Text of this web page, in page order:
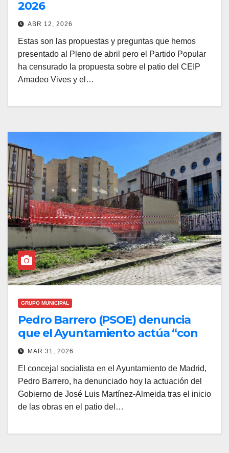
2026
ABR 12, 2026
Estas son las propuestas y preguntas que hemos
presentado al Pleno de abril pero el Partido Popular
ha censurado la propuesta sobre el patio del CEIP
Amadeo Vives y el…
GRUPO MUNICIPAL
Pedro Barrero (PSOE) denuncia
que el Ayuntamiento actúa “con
nocturnidad y a espaldas de las
del CEIP Amadeo Vives en Semana
Santa
MAR 31, 2026
El concejal socialista en el Ayuntamiento de Madrid,
Pedro Barrero, ha denunciado hoy la actuación del
Gobierno de José Luis Martínez-Almeida tras el inicio
de las obras en el patio del…